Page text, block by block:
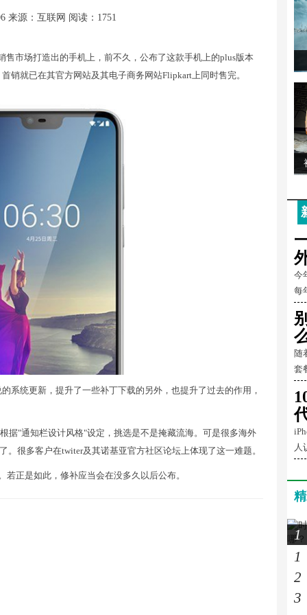
来源：互联网 阅读：1751
市场打造出的手机上，前不久，公布了这款手机上的plus版本
销就已在其官方网站及其电子商务网站Flipkart上同时售完。
系统更新，提升了一些补丁下载的另外，也提升了过去的作用，
据"通知栏设计风格"设定，挑选是不是掩藏流海。可是很多海外
很多客户在twiter及其诺基亚官方社区论坛上体现了这一难题。
正是如此，修补应当会在没多久以后公布。
今
每
随
套
人
1
1
2
3